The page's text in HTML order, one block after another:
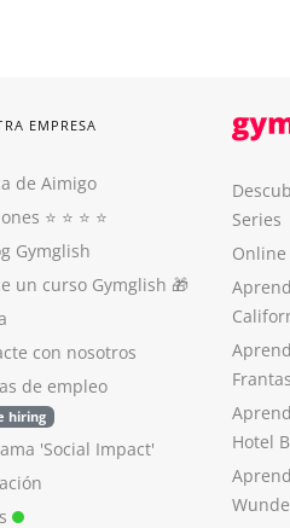
EMPRESA
de Aimigo
⭐️ ⭐️ ⭐️ ⭐️
Gymglish
un curso Gymglish 🎁
con nosotros
de empleo
hiring
'Social Impact'
Series
Hotel